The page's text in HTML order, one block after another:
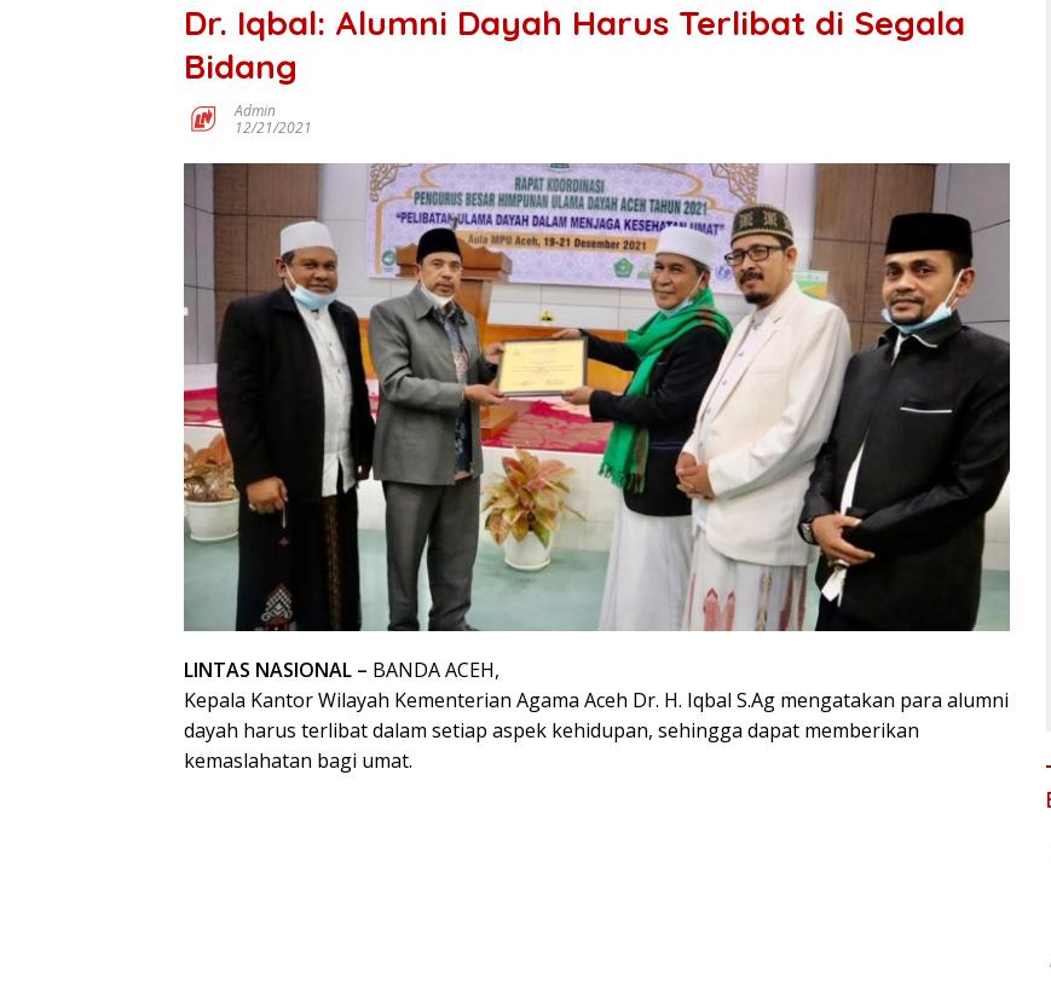
Dr. Iqbal: Alumni Dayah Harus Terlibat di Segala
Bidang
Admin
12/21/2021
LINTAS NASIONAL – BANDA ACEH,
Kepala Kantor Wilayah Kementerian Agama Aceh Dr. H. Iqbal S.Ag mengatakan para alumni
dayah harus terlibat dalam setiap aspek kehidupan, sehingga dapat memberikan
kemaslahatan bagi umat.